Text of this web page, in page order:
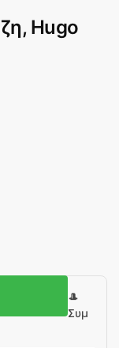
Hugo
🎩
Συμ